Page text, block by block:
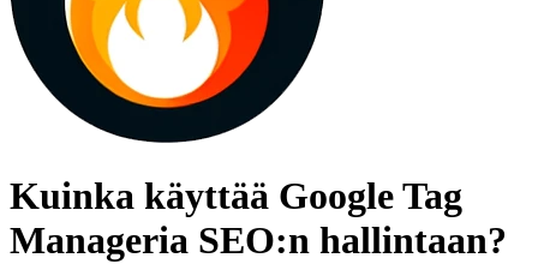
Kuinka käyttää Google Tag
Manageria SEO:n hallintaan?